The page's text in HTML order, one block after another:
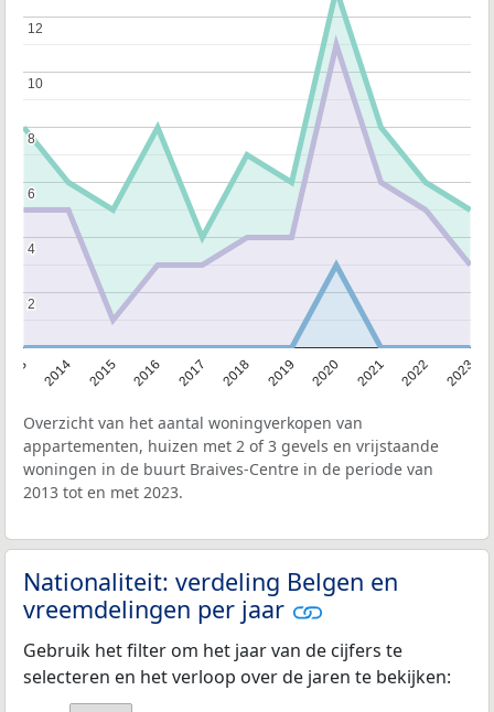
2014 2015 2016 2017 2018 2019 2020 2021 2022 2023
2
2
4
4
6
6
8
8
10
10
12
12
Overzicht van het aantal woningverkopen van
appartementen, huizen met 2 of 3 gevels en vrijstaande
woningen in de buurt Braives-Centre in de periode van
2013 tot en met 2023.
Nationaliteit: verdeling Belgen en
vreemdelingen per jaar
Gebruik het filter om het jaar van de cijfers te
selecteren en het verloop over de jaren te bekijken: